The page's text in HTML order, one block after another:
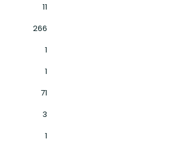
11
266
1
1
71
3
1